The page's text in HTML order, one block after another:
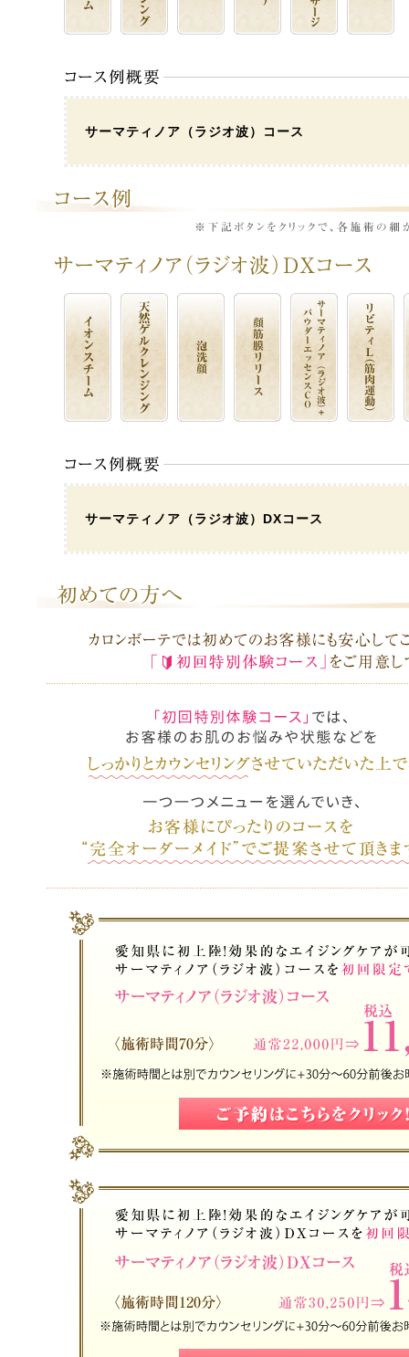
サーマティノア（ラジオ波）コース
サーマティノア（ラジオ波）DXコース